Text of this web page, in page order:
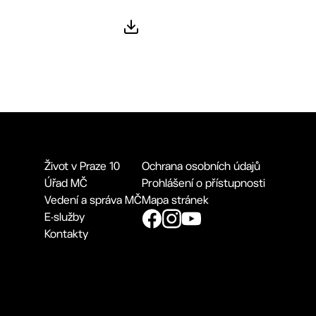
Život v Praze 10
Úřad MČ
Vedení a správa MČ
E-služby
Kontakty
Ochrana osobních údajů
Prohlášení o přístupnosti
Mapa stránek